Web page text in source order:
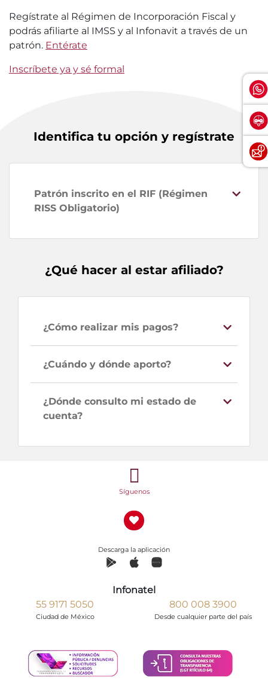
Regístrate al Régimen de Incorporación Fiscal y
podrás afiliarte al IMSS y al Infonavit a través de un
patrón. Entérate
Inscríbete ya y sé formal
Identifica tu opción y regístrate
Patrón inscrito en el RIF (Régimen
RISS Obligatorio)
¿Qué hacer al estar afiliado?
¿Cómo realizar mis pagos?
¿Cuándo y dónde aporto?
¿Dónde consulto mi estado de
cuenta?
Síguenos
Descarga la aplicación
Infonatel
55 9171 5050
Ciudad de México
800 008 3900
Desde cualquier parte del país